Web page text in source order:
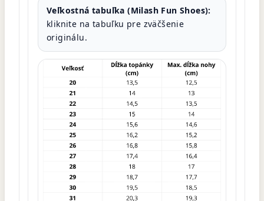
Veľkostná tabuľka (Milash Fun Shoes):
kliknite na tabuľku pre zväčšenie
originálu.